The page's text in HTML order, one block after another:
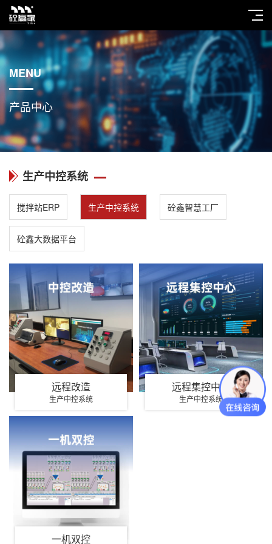
MENU
产品中心
生产中控系统
搅拌站ERP 生产中控系统 砼鑫智慧工厂
砼鑫大数据平台
远程改造
生产中控系统
远程集控中心
生产中控系统
一机双控